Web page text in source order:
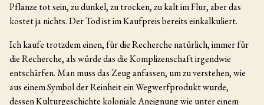
Pflanze tot sein, zu dunkel, zu trocken, zu kalt im Flur, aber das
kostet ja nichts. Der Tod ist im Kaufpreis bereits einkalkuliert.
Ich kaufe trotzdem einen, für die Recherche natürlich, immer für
die Recherche, als würde das die Komplizenschaft irgendwie
entschärfen. Man muss das Zeug anfassen, um zu verstehen, wie
aus einem Symbol der Reinheit ein Wegwerfprodukt wurde,
dessen Kulturgeschichte koloniale Aneignung wie unter einem